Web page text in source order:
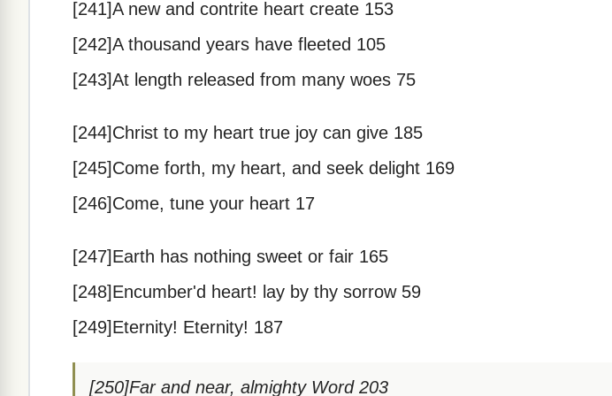
[241]A new and contrite heart create 153
[242]A thousand years have fleeted 105
[243]At length released from many woes 75
[244]Christ to my heart true joy can give 185
[245]Come forth, my heart, and seek delight 169
[246]Come, tune your heart 17
[247]Earth has nothing sweet or fair 165
[248]Encumber'd heart! lay by thy sorrow 59
[249]Eternity! Eternity! 187
[250]Far and near, almighty Word 203